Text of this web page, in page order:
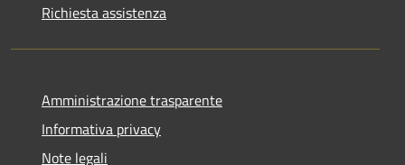
Richiesta assistenza
Amministrazione trasparente
Informativa privacy
Note legali